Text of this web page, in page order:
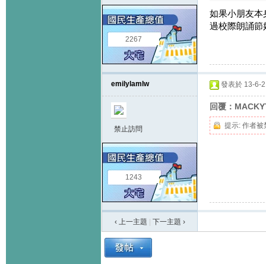
2267
如果小朋友本
過校際朗誦節
emilylamlw
禁止訪問
1243
發表於 13-6-
回覆：
提示: 作者被
‹ 上一主題 下一主題 ›